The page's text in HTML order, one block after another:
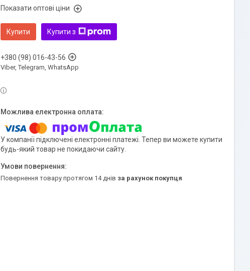
Показати оптові ціни
Купити Купити з
+380 (98) 016-43-56
Viber, Telegram, WhatsApp
У компанії підключені електронні платежі. Тепер ви можете купити
будь-який товар не покидаючи сайту.
повернення товару протягом 14 днів за рахунок покупця